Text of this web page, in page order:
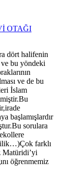
OTAĞI
dört halifenin
bu yöndeki
ve de bu
İslam
başlamışlardır
sorulara
farklı
Matüridi’yi
öğrenmemiz